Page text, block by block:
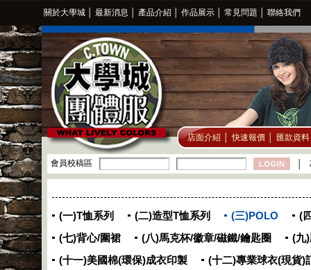
關於大學城 最新消息 產品介紹 作品展示 常見問題 聯絡我們
店面介紹 快速報價 匯款資料
會員校稿區
(一)T恤系列 (二)造型T恤系列 (三)POLO
(
(七)背心/圍裙
(八)馬克杯/徽章/磁鐵/鑰匙圈
(九
(十一)美國棉(環保)成衣印製
(十二)專業球衣(現貨)